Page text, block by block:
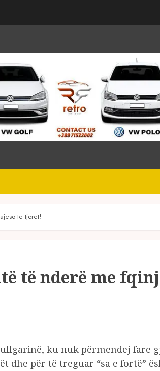
të tjerët!
të nderë me
ku nuk përmendej fare
dhe për të treguar “sa e fortë”